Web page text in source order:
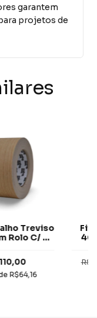
garantem
projetos de
Treviso
Rolo C/ 20
R$64,16